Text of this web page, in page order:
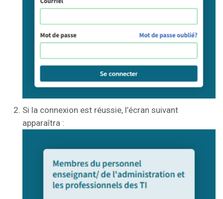
Si la connexion est réussie, l’écran suivant
apparaîtra :